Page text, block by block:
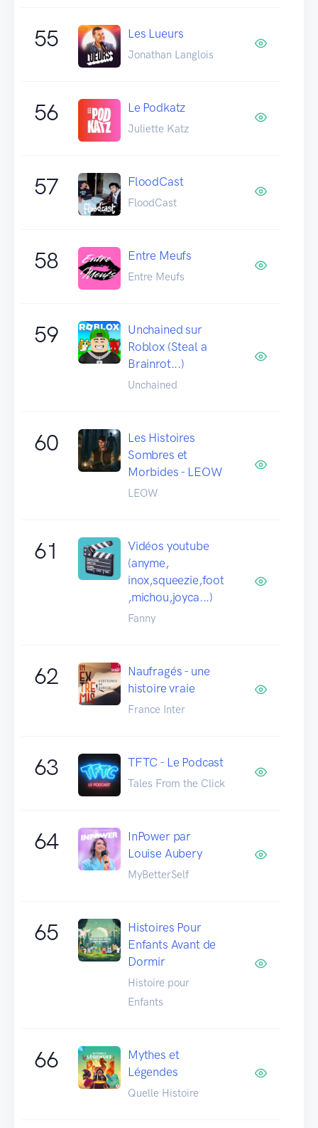
55 Les Lueurs
Jonathan Langlois
56 Le Podkatz
Juliette Katz
57 FloodCast
FloodCast
58 Entre Meufs
Entre Meufs
59
Unchained sur
Roblox (Steal a
Brainrot...)
Unchained
60
Les Histoires
Sombres et
Morbides - LEOW
LEOW
61
Vidéos youtube
(anyme,
inox,squeezie,foot
,michou,joyca...)
Fanny
62
Naufragés - une
histoire vraie
France Inter
63 TFTC - Le Podcast
Tales From the Click
64
InPower par
Louise Aubery
MyBetterSelf
65
Histoires Pour
Enfants Avant de
Dormir
Histoire pour
Enfants
66
Mythes et
Légendes
Quelle Histoire